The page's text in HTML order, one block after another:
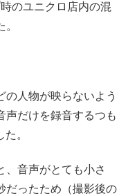
のユニクロ店内の混
の人物が映らないよう
声だけを録音するつも
。
、音声がとても小さ
だったため（撮影後の